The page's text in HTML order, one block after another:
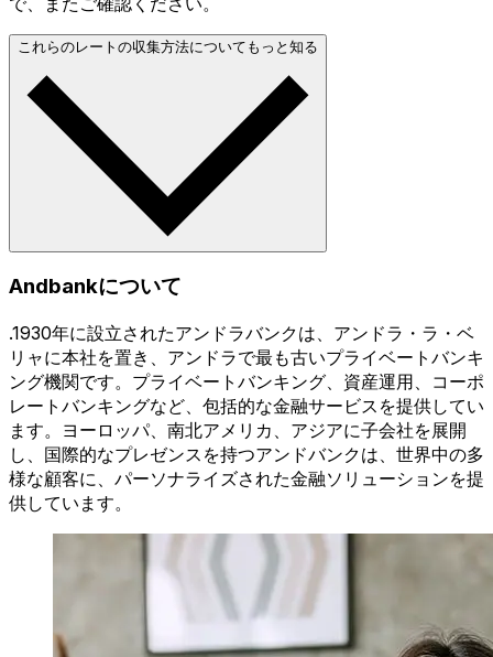
これらのレートの収集方法についてもっと知る
Andbankについて
.1930年に設立されたアンドラバンクは、アンドラ・ラ・ベ
リャに本社を置き、アンドラで最も古いプライベートバンキ
ング機関です。プライベートバンキング、資産運用、コーポ
レートバンキングなど、包括的な金融サービスを提供してい
ます。ヨーロッパ、南北アメリカ、アジアに子会社を展開
し、国際的なプレゼンスを持つアンドバンクは、世界中の多
様な顧客に、パーソナライズされた金融ソリューションを提
供しています。